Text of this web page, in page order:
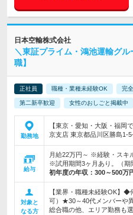
日本空輸株式会社
＼東証プライム・鴻池運輸グ
職】
正社員 職種・業種未経験OK 完
第二新卒歓迎 女性のおしごと掲載中
勤務地
【東京・愛知・大阪・福
京支店 東京都品川区勝島1-
給与
月給22万円～ ※経験・スキ
※試用期間3ヶ月あり。（期
初年度の年収： 300～500万
対象と
なる方
【業界・職種未経験OK】
可）★30～40代メンバーや
総合職の他、エリア勤務も